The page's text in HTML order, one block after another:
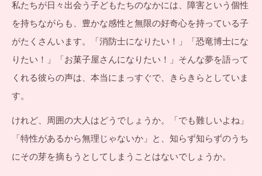
私たちが日々出会う子どもたちのなかには、障害という個性
を持ちながらも、豊かな感性と無限の好奇心を持っている子
がたくさんいます。「消防士になりたい！」「恐竜博士にな
りたい！」「お菓子屋さんになりたい！」そんな夢を語って
くれる彼らの声は、本当にまっすぐで、きらきらとしていま
す。
けれど、周囲の大人はどうでしょうか。「でも難しいよね」
「特性があるから無理じゃないか」と、知らず知らずのうち
にその芽を摘もうとしてしまうことはないでしょうか。